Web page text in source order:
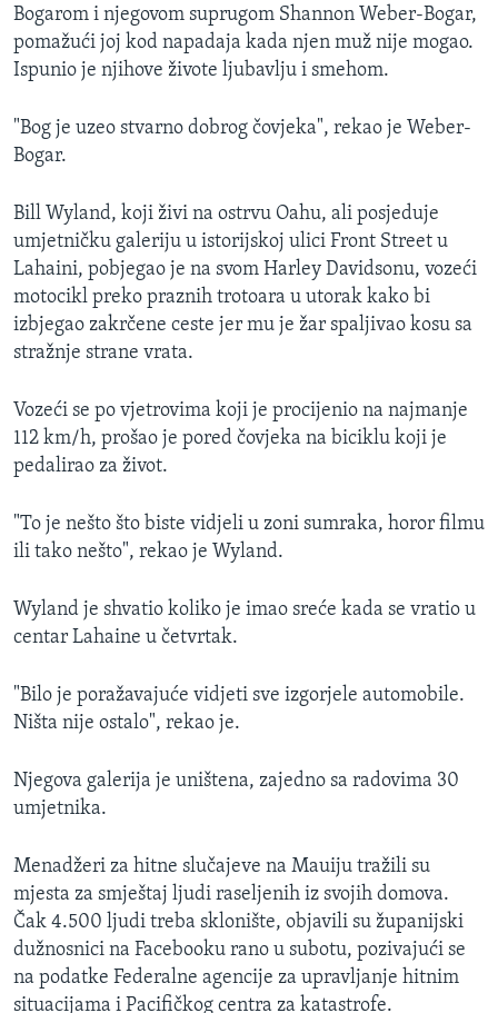
Bogarom i njegovom suprugom Shannon Weber-Bogar,
pomažući joj kod napadaja kada njen muž nije mogao.
Ispunio je njihove živote ljubavlju i smehom.
"Bog je uzeo stvarno dobrog čovjeka", rekao je Weber-
Bogar.
Bill Wyland, koji živi na ostrvu Oahu, ali posjeduje
umjetničku galeriju u istorijskoj ulici Front Street u
Lahaini, pobjegao je na svom Harley Davidsonu, vozeći
motocikl preko praznih trotoara u utorak kako bi
izbjegao zakrčene ceste jer mu je žar spaljivao kosu sa
stražnje strane vrata.
Vozeći se po vjetrovima koji je procijenio na najmanje
112 km/h, prošao je pored čovjeka na biciklu koji je
pedalirao za život.
"To je nešto što biste vidjeli u zoni sumraka, horor filmu
ili tako nešto", rekao je Wyland.
Wyland je shvatio koliko je imao sreće kada se vratio u
centar Lahaine u četvrtak.
"Bilo je poražavajuće vidjeti sve izgorjele automobile.
Ništa nije ostalo", rekao je.
Njegova galerija je uništena, zajedno sa radovima 30
umjetnika.
Menadžeri za hitne slučajeve na Mauiju tražili su
mjesta za smještaj ljudi raseljenih iz svojih domova.
Čak 4.500 ljudi treba sklonište, objavili su županijski
dužnosnici na Facebooku rano u subotu, pozivajući se
na podatke Federalne agencije za upravljanje hitnim
situacijama i Pacifičkog centra za katastrofe.